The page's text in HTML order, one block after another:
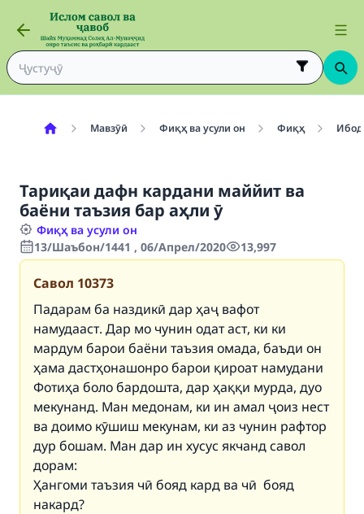
Мавзӯӣ Фиқҳ ва усули он Фиқҳ
Тариқаи дафн кардани маййит ва
баёни таъзия бар аҳли ӯ
Фиқҳ ва усули он
13/Шаъбон/1441 , 06/Апрел/2020
13,997
Савол 10373
Падарам ба наздикӣ дар ҳаҷ вафот
намудааст. Дар мо чунин одат аст, ки ки
мардум барои баёни таъзия омада, баъди он
ҳама дастҳонашонро барои қироат намудани
Фотиҳа боло бардошта, дар ҳаққи мурда, дуо
мекунанд. Ман медонам, ки ин амал ҷоиз нест
ва доимо кӯшиш мекунам, ки аз чунин рафтор
дур бошам. Ман дар ин хусус якчанд савол
дорам:
Ҳангоми таъзия чӣ бояд кард ва чӣ бояд
накард?